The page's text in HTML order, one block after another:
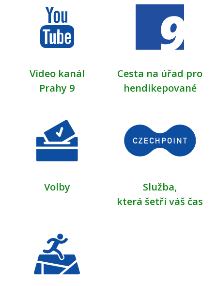
Video kanál
Prahy 9
Cesta na úřad pro
hendikepované
Volby
Služba,
která šetří váš čas